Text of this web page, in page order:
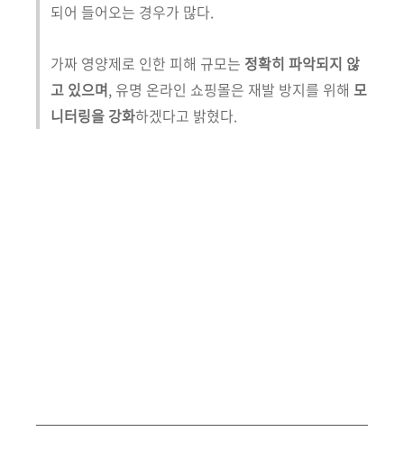
되어 들어오는 경우가 많다.
가짜 영양제로 인한 피해 규모는 정확히 파악되지 않
고 있으며, 유명 온라인 쇼핑몰은 재발 방지를 위해 모
니터링을 강화하겠다고 밝혔다.